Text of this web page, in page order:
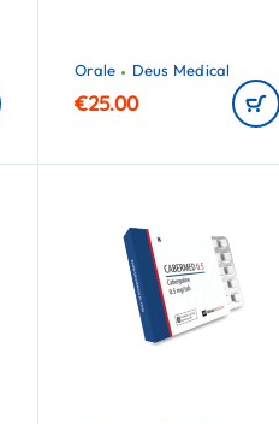
Orale Deus Medical
€25.00